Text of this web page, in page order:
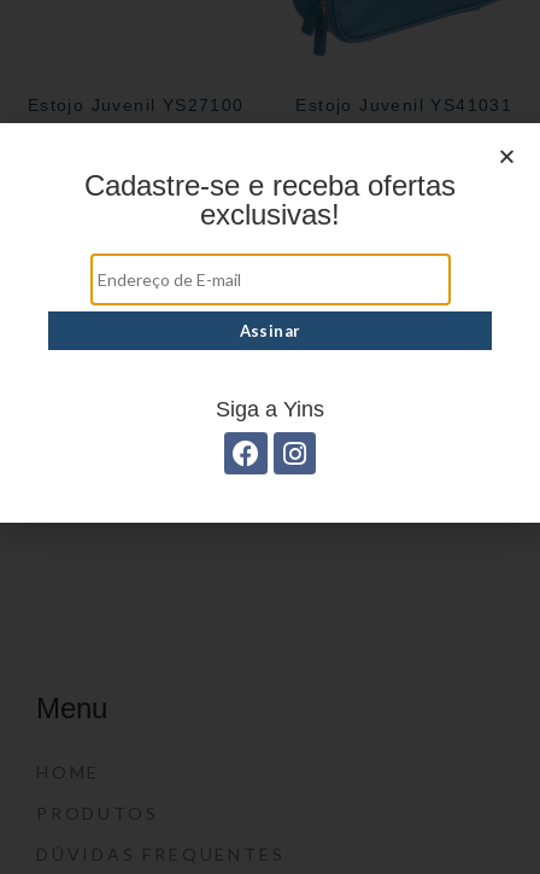
Estojo Juvenil YS27100 Estojo Juvenil YS41031
Estojo juvenil YS41026 Estojo Juvenil YS41028
Menu
HOME
PRODUTOS
DÚVIDAS FREQUENTES
Cadastre-se e receba ofertas
exclusivas!
Siga a Yins